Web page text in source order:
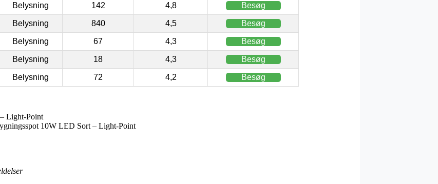
Belysning 142 4,8 Besøg
Belysning 840 4,5 Besøg
Belysning 67 4,3 Besøg
Belysning 18 4,3 Besøg
Belysning 72 4,2 Besøg
Light-Point
10W LED Sort – Light-Point